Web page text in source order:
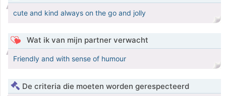
cute and kind always on the go and jolly
Wat ik van mijn partner verwacht
Friendly and with sense of humour
De criteria die moeten worden gerespecteerd